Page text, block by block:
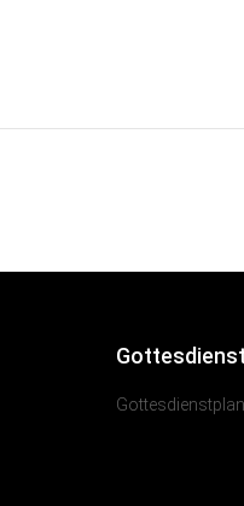
Gottesdienstplan